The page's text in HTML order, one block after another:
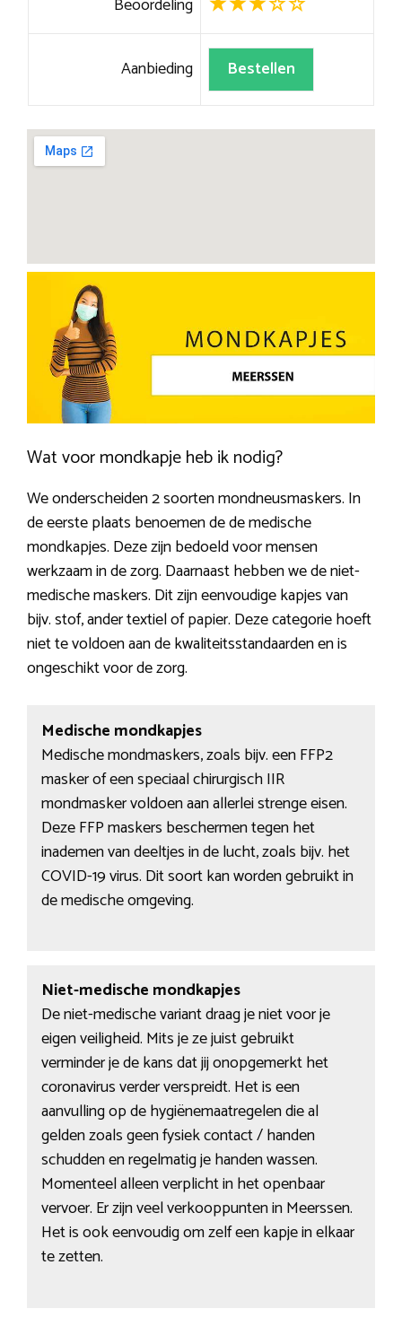
Aanbieding Bestellen
Wat voor mondkapje heb ik nodig?
We onderscheiden 2 soorten mondneusmaskers. In
de eerste plaats benoemen de de medische
mondkapjes. Deze zijn bedoeld voor mensen
werkzaam in de zorg. Daarnaast hebben we de niet-
medische maskers. Dit zijn eenvoudige kapjes van
bijv. stof, ander textiel of papier. Deze categorie hoeft
niet te voldoen aan de kwaliteitsstandaarden en is
ongeschikt voor de zorg.
Medische mondkapjes
Medische mondmaskers, zoals bijv. een FFP2
masker of een speciaal chirurgisch IIR
mondmasker voldoen aan allerlei strenge eisen.
Deze FFP maskers beschermen tegen het
inademen van deeltjes in de lucht, zoals bijv. het
COVID-19 virus. Dit soort kan worden gebruikt in
de medische omgeving.
Niet-medische mondkapjes
De niet-medische variant draag je niet voor je
eigen veiligheid. Mits je ze juist gebruikt
verminder je de kans dat jij onopgemerkt het
coronavirus verder verspreidt. Het is een
aanvulling op de hygiënemaatregelen die al
gelden zoals geen fysiek contact / handen
schudden en regelmatig je handen wassen.
Momenteel alleen verplicht in het openbaar
vervoer. Er zijn veel verkooppunten in Meerssen.
Het is ook eenvoudig om zelf een kapje in elkaar
te zetten.